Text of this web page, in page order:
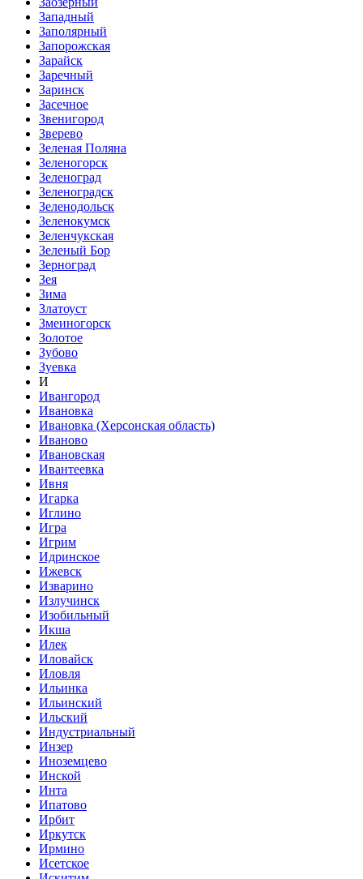
Западный
Заполярный
Запорожская
Зарайск
Заречный
Заринск
Засечное
Звенигород
Зверево
Зеленая Поляна
Зеленогорск
Зеленоград
Зеленоградск
Зеленодольск
Зеленокумск
Зеленчукская
Зеленый Бор
Зерноград
Зея
Зима
Златоуст
Змеиногорск
Золотое
Зубово
Зуевка
И
Ивангород
Ивановка
Ивановка (Херсонская область)
Иваново
Ивановская
Ивантеевка
Ивня
Игарка
Иглино
Игра
Игрим
Идринское
Ижевск
Изварино
Излучинск
Изобильный
Икша
Илек
Иловайск
Иловля
Ильинка
Ильинский
Ильский
Индустриальный
Инзер
Иноземцево
Инской
Инта
Ипатово
Ирбит
Иркутск
Ирмино
Исетское